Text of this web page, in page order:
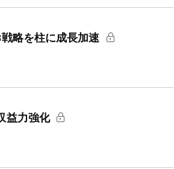
略を柱に成長加速
益力強化